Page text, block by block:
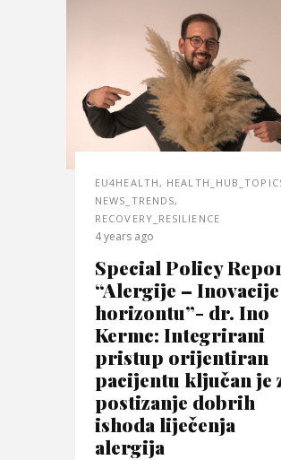
EU4HEALTH ,
NEWS_TRENDS,
RECOVERY_RESILIENCE
4 years ago
Special Policy
“Alergije –
horizontu”- dr. Ino
Kermc: Integrirani
pristup orijentiran
pacijentu ključan je
postizanje dobrih
ishoda liječenja
alergija